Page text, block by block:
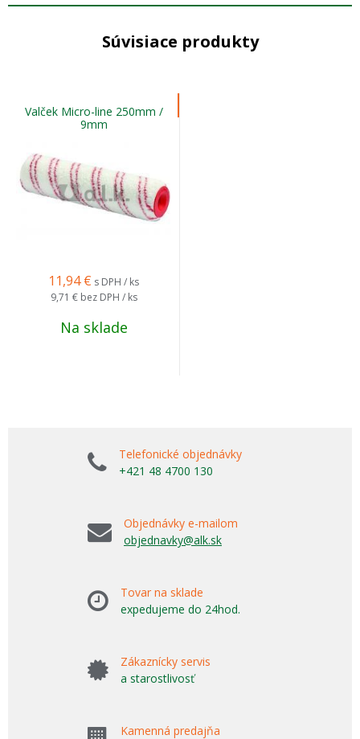
Súvisiace produkty
Valček Micro-line 250mm /
9mm
11,94 € s DPH / ks
9,71 € bez DPH / ks
Na sklade
Telefonické objednávky
+421 48 4700 130
Objednávky e-mailom
objednavky@alk.sk
Tovar na sklade
expedujeme do 24hod.
Zákaznícky servis
a starostlivosť
Kamenná predajňa